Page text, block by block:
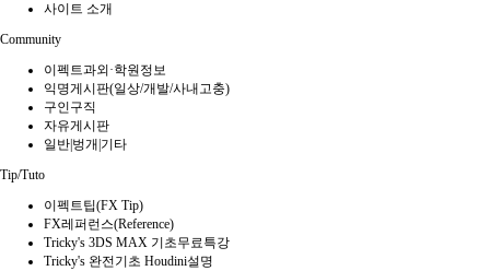
사이트 소개
Community
이펙트과외·학원정보
익명게시판(일상/개발/사내고충)
구인구직
자유게시판
일반|벙개|기타
Tip/Tuto
이펙트팁(FX Tip)
FX레퍼런스(Reference)
Tricky's 3DS MAX 기초무료특강
Tricky's 완전기초 Houdini설명